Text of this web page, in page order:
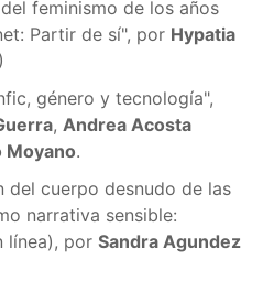
feminismo de los años
Partir de sí", por Hypatia
género y tecnología",
, Andrea Acosta
Moyano.
del cuerpo desnudo de las
narrativa sensible:
línea), por Sandra Agundez